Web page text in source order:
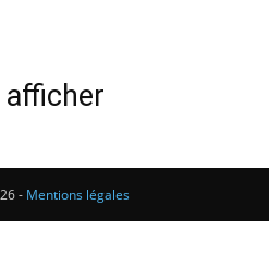
- Mentions légales